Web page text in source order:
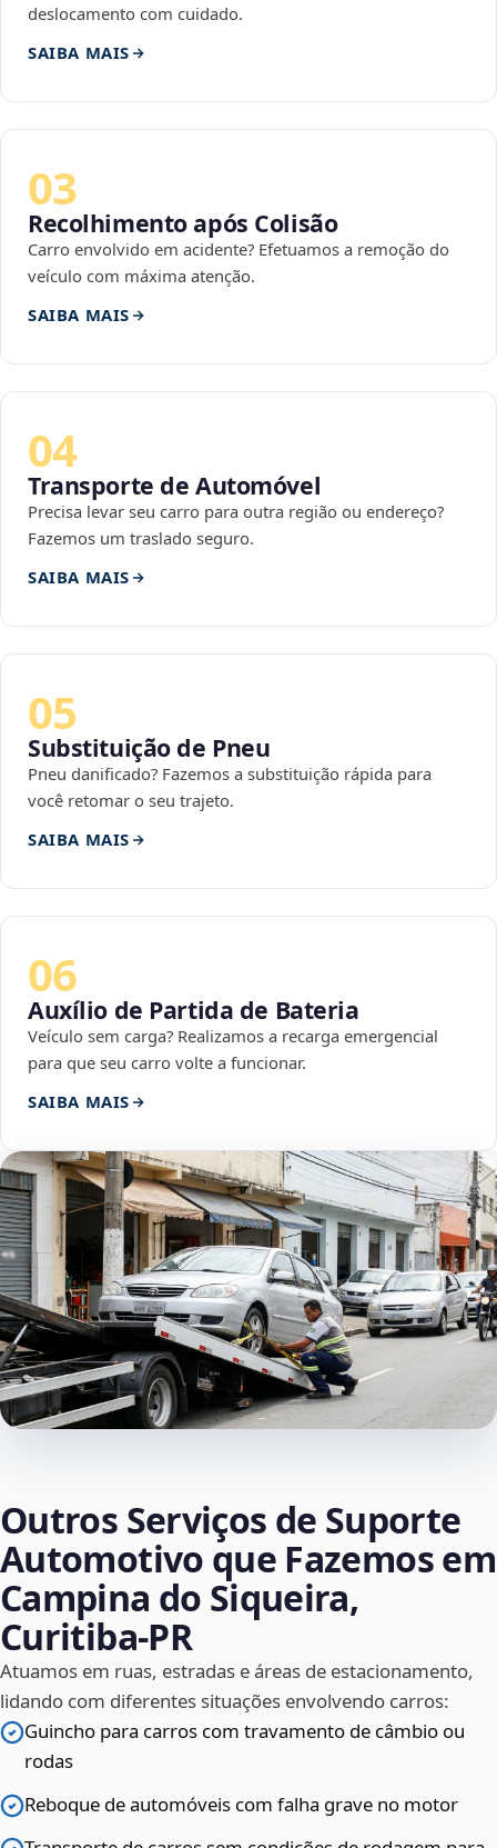
deslocamento com cuidado.
SAIBA MAIS
03
Recolhimento após Colisão
Carro envolvido em acidente? Efetuamos a remoção do
veículo com máxima atenção.
SAIBA MAIS
04
Transporte de Automóvel
Precisa levar seu carro para outra região ou endereço?
Fazemos um traslado seguro.
SAIBA MAIS
05
Substituição de Pneu
Pneu danificado? Fazemos a substituição rápida para
você retomar o seu trajeto.
SAIBA MAIS
06
Auxílio de Partida de Bateria
Veículo sem carga? Realizamos a recarga emergencial
para que seu carro volte a funcionar.
SAIBA MAIS
Outros Serviços de Suporte
Automotivo que Fazemos em
Campina do Siqueira,
Curitiba‑PR
Atuamos em ruas, estradas e áreas de estacionamento,
lidando com diferentes situações envolvendo carros:
Guincho para carros com travamento de câmbio ou
rodas
Reboque de automóveis com falha grave no motor